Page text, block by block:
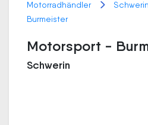
Motorradhändler Schwerin
Burmeister
Motorsport -
Schwerin